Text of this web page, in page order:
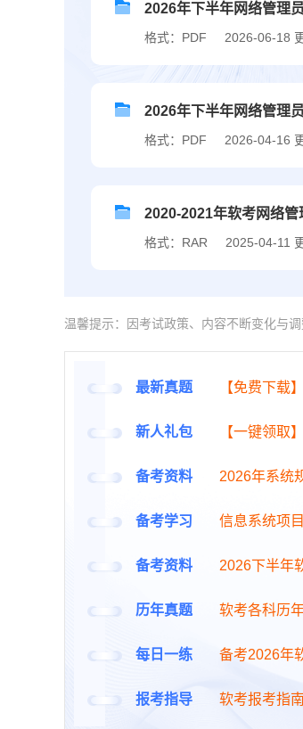
2026年下半年网络管理
格式：PDF 2026-06-18
2026年下半年网络管理
格式：PDF 2026-04-16
2020-2021年软考网络管
格式：RAR 2025-04-11
温馨提示：因考试政策、内容不断变化与
最新真题 【免费下载
新人礼包 【一键领取
备考资料 2026年系统
备考学习 信息系统项
备考资料 2026下半年
历年真题 软考各科历
每日一练 备考2026年
报考指导 软考报考指